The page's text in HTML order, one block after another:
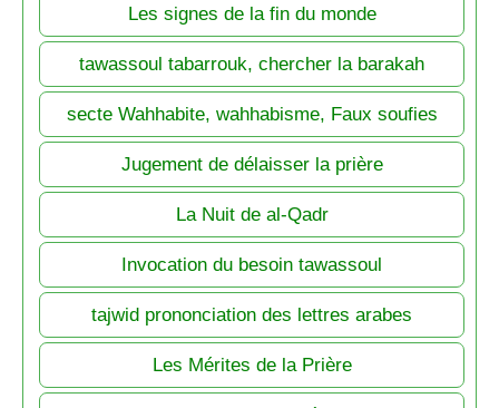
Les signes de la fin du monde
tawassoul tabarrouk, chercher la barakah
secte Wahhabite, wahhabisme, Faux soufies
Jugement de délaisser la prière
La Nuit de al-Qadr
Invocation du besoin tawassoul
tajwid prononciation des lettres arabes
Les Mérites de la Prière